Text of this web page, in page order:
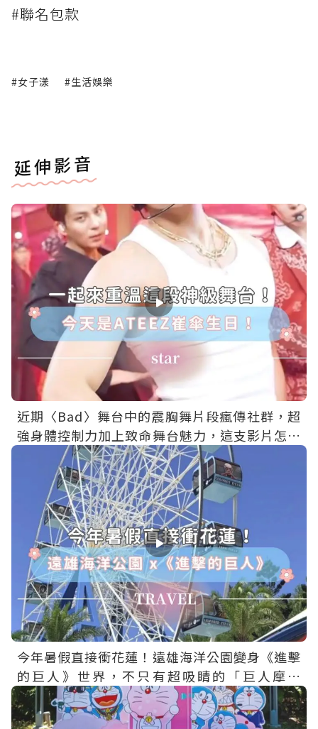
#聯名包款
#女子漾 #生活娛樂
延伸影音
近期〈Bad〉舞台中的震胸舞片段瘋傳社群，超
強身體控制力加上致命舞台魅力，這支影片怎麼
一播就是三小時啦！
今年暑假直接衝花蓮！遠雄海洋公園變身《進擊
的巨人》世界，不只有超吸睛的「巨人摩天
輪」，還有主題場景、限定餐點、聯名周邊一次
收集